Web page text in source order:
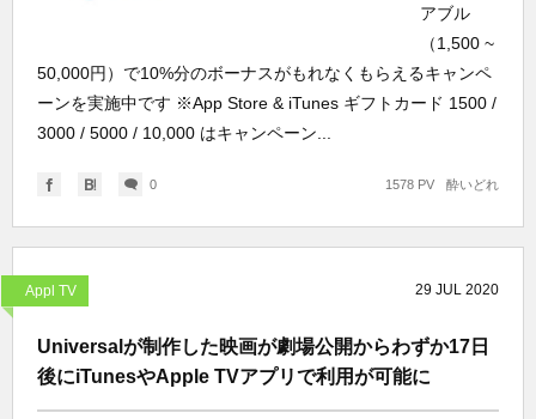
アブル
（1,500 ~
50,000円）で10%分のボーナスがもれなくもらえるキャンペ
ーンを実施中です ※App Store & iTunes ギフトカード 1500 /
3000 / 5000 / 10,000 はキャンペーン...
0 酔いどれ
1578 PV
Appl TV 29 JUL 2020
Universalが制作した映画が劇場公開からわずか17日
後にiTunesやApple TVアプリで利用が可能に